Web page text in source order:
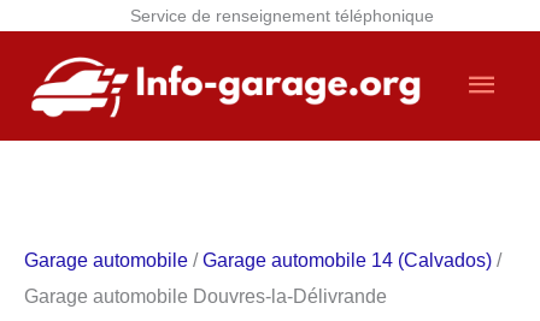
Service de renseignement téléphonique
contenu
Garage automobile /Garage automobile 14 (Calvados) /
Garage automobile Douvres-la-Délivrande